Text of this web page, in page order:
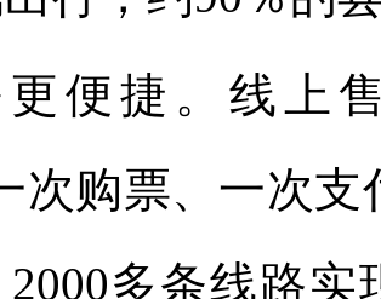
更便捷。线上
次购票、一次
多条线路